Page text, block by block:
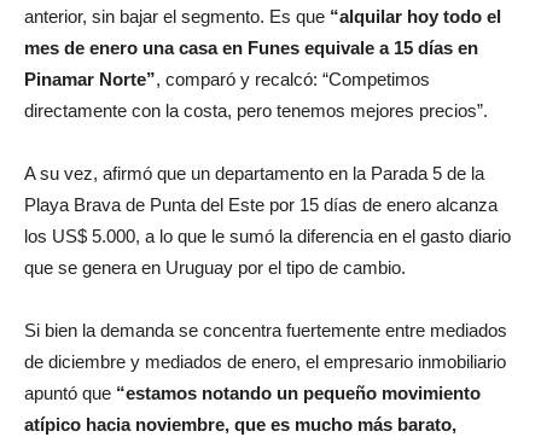
anterior, sin bajar el segmento. Es que “alquilar hoy todo el
mes de enero una casa en Funes equivale a 15 días en
Pinamar Norte”, comparó y recalcó: “Competimos
directamente con la costa, pero tenemos mejores precios”.
A su vez, afirmó que un departamento en la Parada 5 de la
Playa Brava de Punta del Este por 15 días de enero alcanza
los US$ 5.000, a lo que le sumó la diferencia en el gasto diario
que se genera en Uruguay por el tipo de cambio.
Si bien la demanda se concentra fuertemente entre mediados
de diciembre y mediados de enero, el empresario inmobiliario
apuntó que “estamos notando un pequeño movimiento
atípico hacia noviembre, que es mucho más barato,